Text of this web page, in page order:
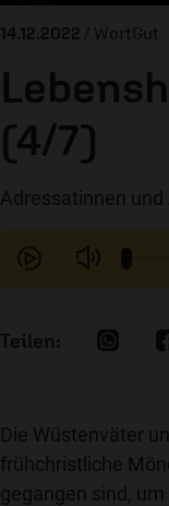
14.12.2022 / WortGut
(4/7)
Adressatinnen und
Die Wüstenväter
frühchristliche
gegangen sind,